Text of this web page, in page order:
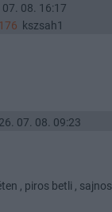
08. 16:17
kszsah1
07. 08. 09:23
, piros betli , sajnos